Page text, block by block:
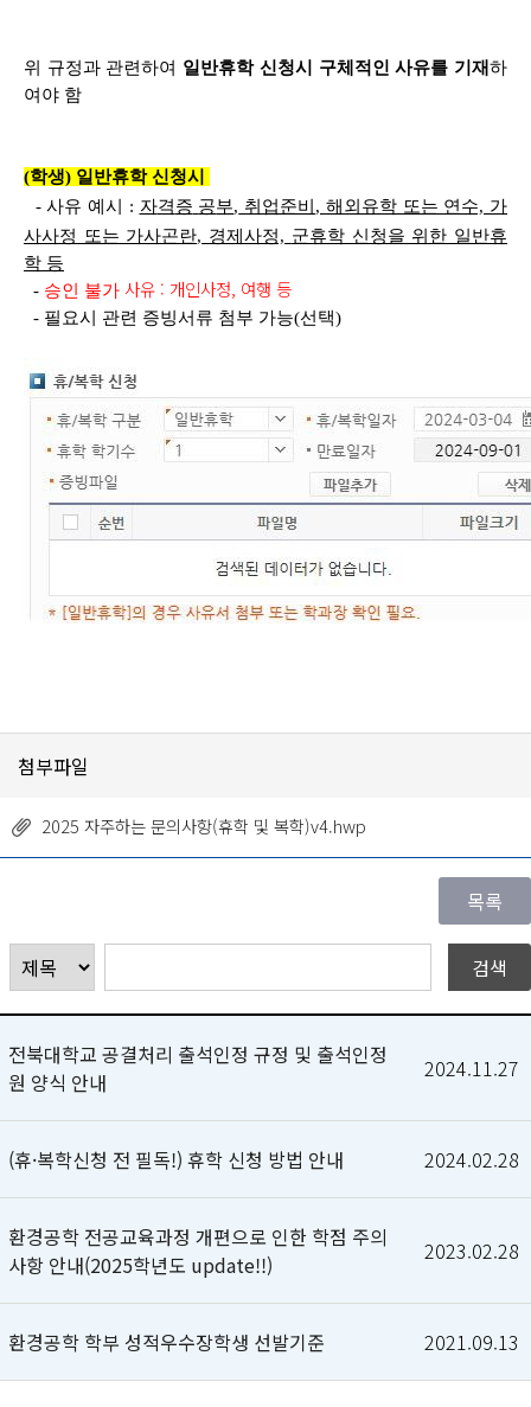
위 규정과 관련하여 일반휴학 신청시 구체적인 사유를 기재하
여야 함
(학생) 일반휴학 신청시
- 사유 예시 : 자격증 공부, 취 업준비 , 해외유학 또는 연수, 가
사사정 또는 가사곤란, 경제사정, 군휴학 신청을 위한 일반휴
학 등
- 승인 불가 사유 : 개인사정, 여행 등
- 필요시 관련 증빙서류 첨부 가능(선택)
첨부파일
2025 자주하는 문의사항(휴학 및 복학)v4.hwp
전북대학교 공결처리 출석인정 규정 및 출석인정
원 양식 안내
2024.11.27
(휴·복학신청 전 필독!) 휴학 신청 방법 안내 2024.02.28
환경공학 전공교육과정 개편으로 인한 학점 주의
사항 안내(2025학년도 update!!)
2023.02.28
환경공학 학부 성적우수장학생 선발기준 2021.09.13